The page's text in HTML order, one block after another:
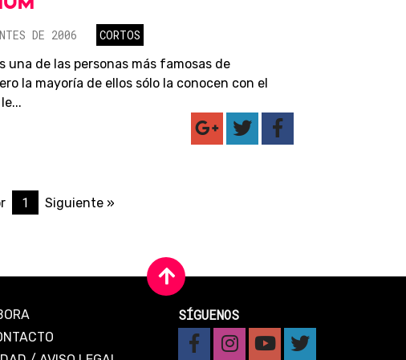
DE 2006
CORTOS
una de las personas más famosas de
la mayoría de ellos sólo la conocen con el
1 Siguiente »
SÍGUENOS